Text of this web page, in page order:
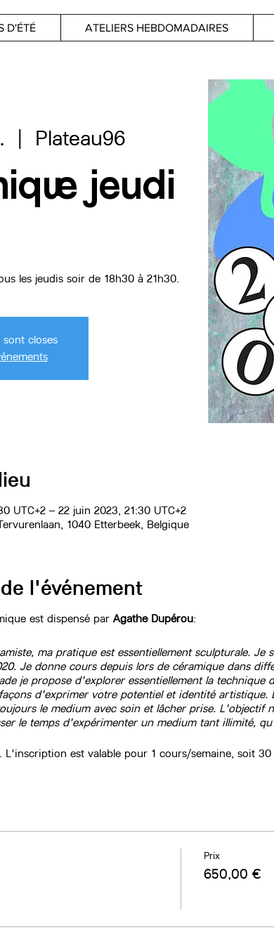
D'ÉTÉ ATELIERS HEBDOMADAIRES
  |
Plateau96
jeudi
closes
UTC+2 – 22 juin 2023, 21:30 UTC+2
1040 Etterbeek, Belgique
l'événement
est dispensé par Agathe Dupérou:
ma pratique est essentiellement sculpturale.
Je donne cours depuis lors de céramique dans
je propose d'explorer essentiellement la
d'exprimer votre potentiel et identité artistique.
le medium avec soin et lâcher prise. L'objectif
le temps d'expérimenter un medium tant illimité,
L'inscription est valable pour 1 cours/semaine, soit
Prix
650,00 €